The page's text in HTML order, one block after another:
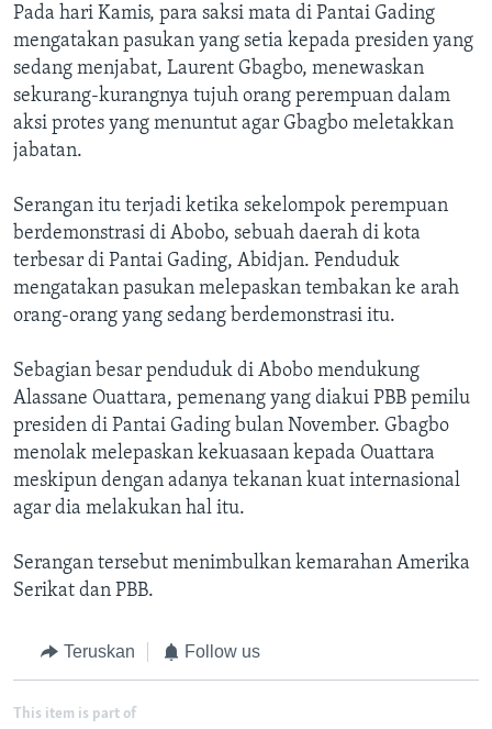
Pada hari Kamis, para saksi mata di Pantai Gading
mengatakan pasukan yang setia kepada presiden yang
sedang menjabat, Laurent Gbagbo, menewaskan
sekurang-kurangnya tujuh orang perempuan dalam
aksi protes yang menuntut agar Gbagbo meletakkan
jabatan.
Serangan itu terjadi ketika sekelompok perempuan
berdemonstrasi di Abobo, sebuah daerah di kota
terbesar di Pantai Gading, Abidjan. Penduduk
mengatakan pasukan melepaskan tembakan ke arah
orang-orang yang sedang berdemonstrasi itu.
Sebagian besar penduduk di Abobo mendukung
Alassane Ouattara, pemenang yang diakui PBB pemilu
presiden di Pantai Gading bulan November. Gbagbo
menolak melepaskan kekuasaan kepada Ouattara
meskipun dengan adanya tekanan kuat internasional
agar dia melakukan hal itu.
Serangan tersebut menimbulkan kemarahan Amerika
Serikat dan PBB.
Teruskan Follow us
This item is part of